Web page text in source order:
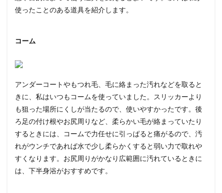
使ったことのある道具を紹介します。
コーム
アンダーコートやもつれ毛、毛に絡まった汚れなどを取ると
きに、私はいつもコームを使っていました。スリッカーより
も狙った場所にくしが当たるので、使いやすかったです。後
ろ足の付け根やお尻周りなど、柔らかい毛が絡まっていたり
するときには、コームで力任せに引っぱると痛がるので、汚
れがウンチであれば水で少し柔らかくすると弱い力で取れや
すくなります。お尻周りがかなり広範囲に汚れているときに
は、下半身浴がおすすめです。